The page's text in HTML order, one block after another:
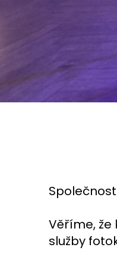
Společnost
Věříme,
služby